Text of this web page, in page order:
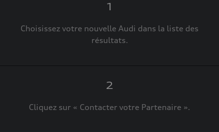
1
Choisissez votre nouvelle Audi dans la liste des
résultats.
2
Cliquez sur « Contacter votre Partenaire ».